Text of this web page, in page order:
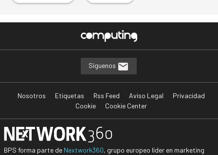
Síguenos
Nosotros Etiquetas Rss Feed Aviso Legal
Privacidad
Cookie
Cookie Center
BPS forma parte de Nextwork360, grupo europeo líder en marketing